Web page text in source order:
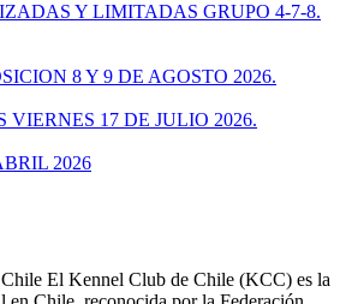
Y LIMITADAS GRUPO 4-7-8.
8 Y 9 DE AGOSTO 2026.
VIERNES 17 DE JULIO 2026.
2026
El Kennel Club de Chile (KCC) es la